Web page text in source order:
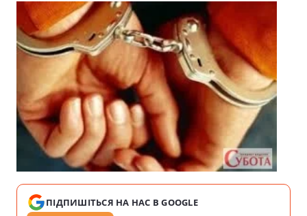
ПІДПИШІТЬСЯ НА НАС В GOOGLE